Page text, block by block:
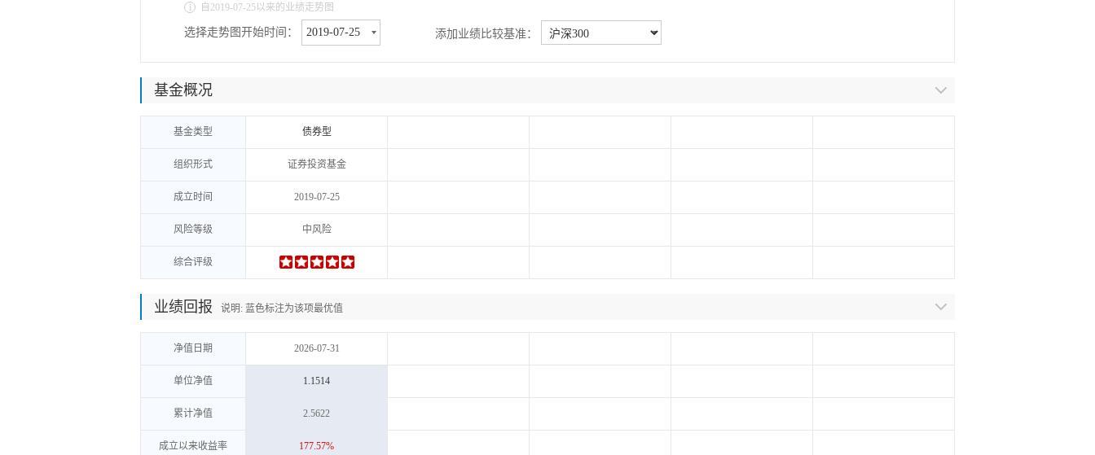
i 自 2019-07-25以来的业绩走势图
选择走势图开始时间： 添加业绩比较基准：
基金概况
基金类型 债券型
组织形式 证券投资基金
成立时间 2019-07-25
风险等级 中风险
综合评级
业绩回报 说明: 蓝色标注为该项最优值
净值日期 2026-07-31
单位净值 1.1514
累计净值 2.5622
成立以来收益率 177.57%